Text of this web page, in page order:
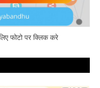
फोटो पर क्लिक करे